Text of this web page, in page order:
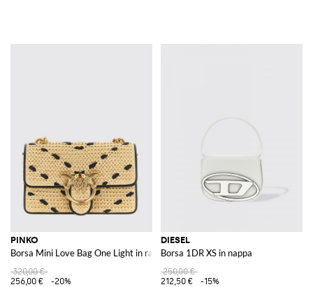
PINKO
Borsa Mini Love Bag One Light in rafia chevron e pelle
320,00 €
256,00 €
-20%
DIESEL
Borsa 1DR XS in nappa
250,00 €
212,50 €
-15%